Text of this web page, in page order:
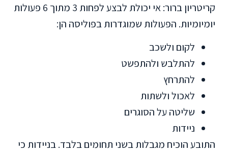
קריטריון ברור: אי יכולת לבצע לפחות 3 מתוך 6 פעולות
יומיומיות. הפעולות שמוגדרות בפוליסה הן:
לקום ולשכב
להתלבש ולהתפשט
להתרחץ
לאכול ולשתות
שליטה על הסוגרים
ניידות
התובע הוכיח מגבלות בשני תחומים בלבד. בניידות כי